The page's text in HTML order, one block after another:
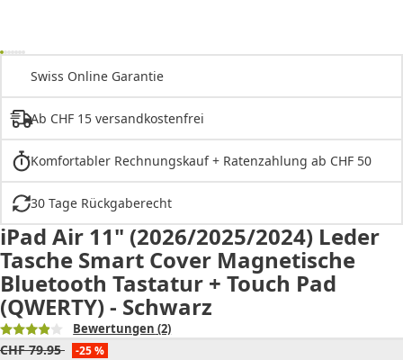
Swiss Online Garantie
Ab CHF 15 versandkostenfrei
Komfortabler Rechnungskauf + Ratenzahlung ab CHF 50
30 Tage Rückgaberecht
iPad Air 11" (2026/2025/2024) Leder
Tasche Smart Cover Magnetische
Bluetooth Tastatur + Touch Pad
(QWERTY) - Schwarz
Bewertungen (2)
CHF 79.95 -25 %